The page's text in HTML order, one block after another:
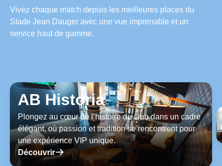
Vivez chaque match depuis les meilleures places du
Stade Jean Dauger avec une vue imprenable et un
service haut de gamme.
AB Historia
Plongez au cœur de l’histoire du club dans un cadre
élégant, où passion et tradition se rencontrent pour
une expérience VIP unique.
Découvrir􀄫